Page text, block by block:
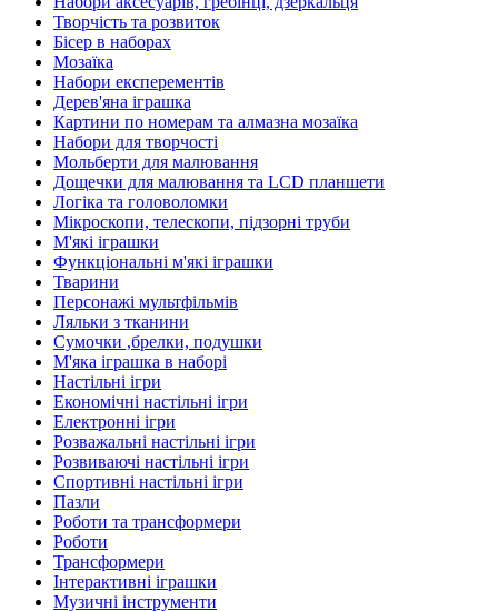
Творчість та розвиток
Бісер в наборах
Мозаїка
Набори експерементів
Дерев'яна іграшка
Картини по номерам та алмазна мозаїка
Набори для творчості
Мольберти для малювання
Дощечки для малювання та LCD планшети
Логіка та головоломки
Мікроскопи, телескопи, підзорні труби
М'які іграшки
Функціональні м'які іграшки
Тварини
Персонажі мультфільмів
Ляльки з тканини
Сумочки ,брелки, подушки
М'яка іграшка в наборі
Настільні ігри
Економічні настільні ігри
Електронні ігри
Розважальні настільні ігри
Розвиваючі настільні ігри
Спортивні настільні ігри
Пазли
Роботи та трансформери
Роботи
Трансформери
Інтерактивні іграшки
Музичні інструменти